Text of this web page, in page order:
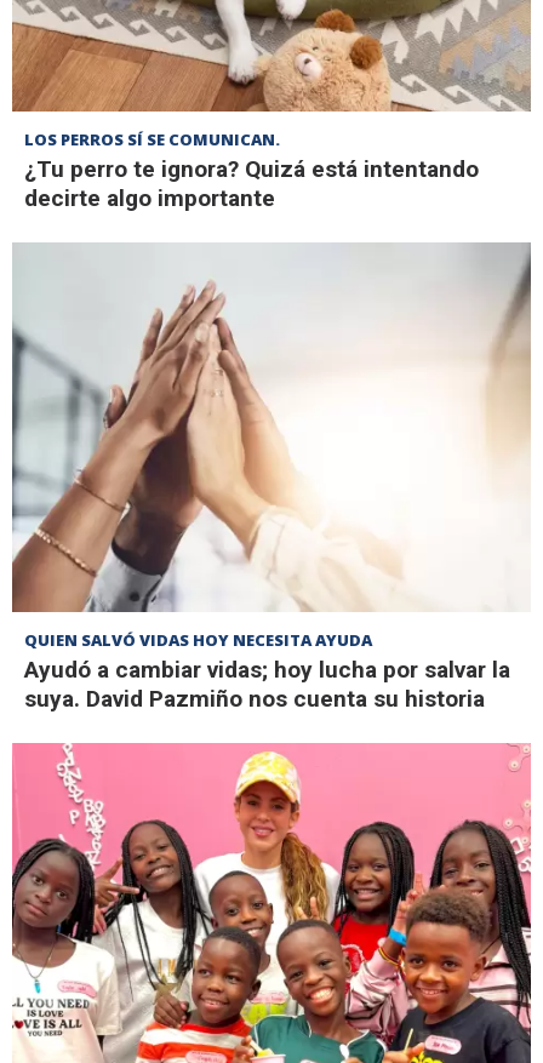
LOS PERROS SÍ SE COMUNICAN.
¿Tu perro te ignora? Quizá está intentando
decirte algo importante
QUIEN SALVÓ VIDAS HOY NECESITA AYUDA
Ayudó a cambiar vidas; hoy lucha por salvar la
suya. David Pazmiño nos cuenta su historia